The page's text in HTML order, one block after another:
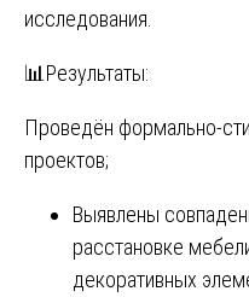
исследования.
📊Результаты:
Проведён формально-
проектов;
Выявлены
расстановке
декоративных